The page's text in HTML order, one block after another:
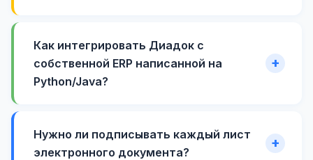
Как интегрировать Диадок с
собственной ERP написанной на
Python/Java?
Нужно ли подписывать каждый лист
электронного документа?